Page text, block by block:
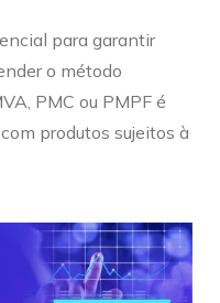
para garantir
o método
PMC ou PMPF é
produtos sujeitos à